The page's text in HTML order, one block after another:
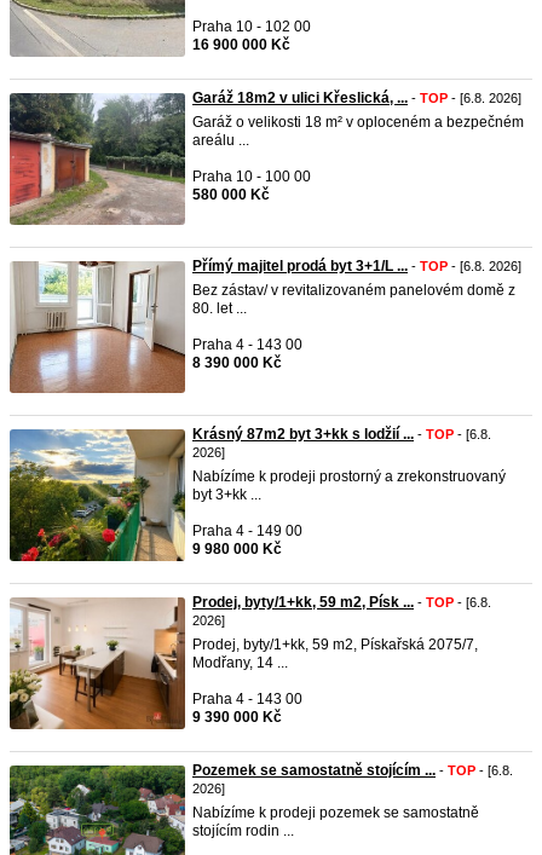
Praha 10 - 102 00
16 900 000 Kč
Garáž 18m2 v ulici Křeslická, ... - TOP - [6.8. 2026]
Garáž o velikosti 18 m² v oploceném a bezpečném
areálu ...
Praha 10 - 100 00
580 000 Kč
Přímý majitel prodá byt 3+1/L ... - TOP - [6.8. 2026]
Bez zástav/ v revitalizovaném panelovém domě z
80. let ...
Praha 4 - 143 00
8 390 000 Kč
Krásný 87m2 byt 3+kk s lodžií ... - TOP - [6.8.
2026]
Nabízíme k prodeji prostorný a zrekonstruovaný
byt 3+kk ...
Praha 4 - 149 00
9 980 000 Kč
Prodej, byty/1+kk, 59 m2, Písk ... - TOP - [6.8.
2026]
Prodej, byty/1+kk, 59 m2, Pískařská 2075/7,
Modřany, 14 ...
Praha 4 - 143 00
9 390 000 Kč
Pozemek se samostatně stojícím ... - TOP - [6.8.
2026]
Nabízíme k prodeji pozemek se samostatně
stojícím rodin ...